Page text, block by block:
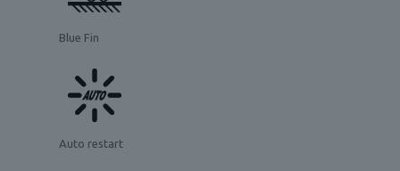
Blue Fin
Auto restart